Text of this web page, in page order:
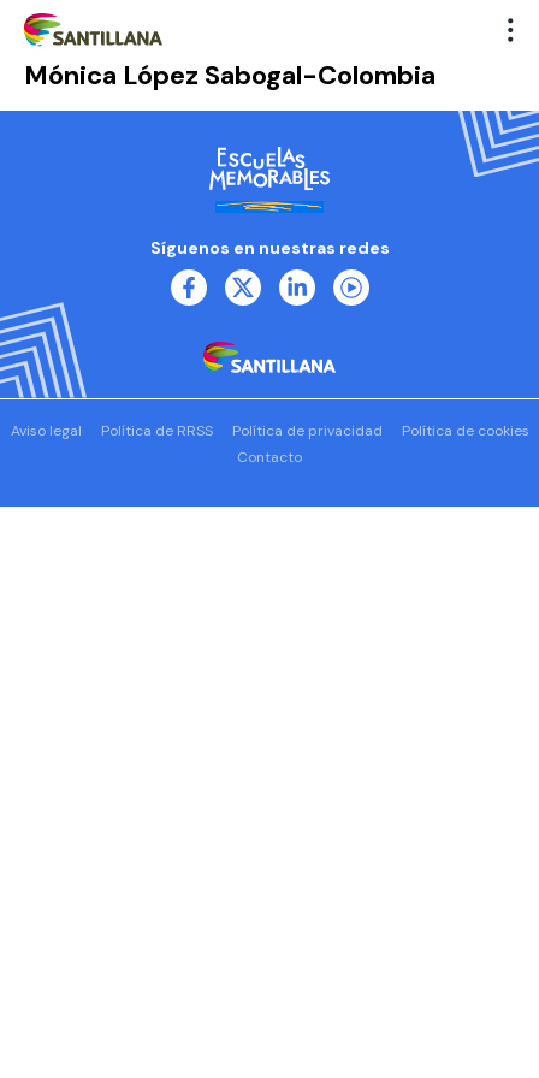
Mónica López Sabogal-Colombia
Síguenos en nuestras redes
Aviso legal Política de RRSS Política de privacidad
Política de cookies
Contacto